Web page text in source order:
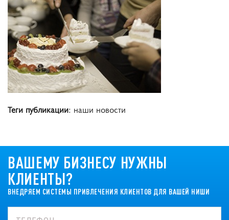
Теги публикации: наши новости
ВАШЕМУ БИЗНЕСУ НУЖНЫ
КЛИЕНТЫ?
ВНЕДРЯЕМ СИСТЕМЫ ПРИВЛЕЧЕНИЯ КЛИЕНТОВ ДЛЯ ВАШЕЙ НИШИ